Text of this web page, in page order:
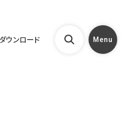
ウンロード Menu